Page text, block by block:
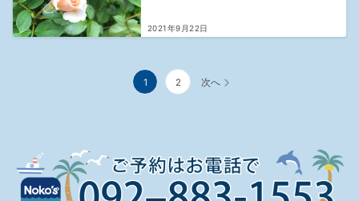
2021年9月22日
ペ
ー
1 2 次へ